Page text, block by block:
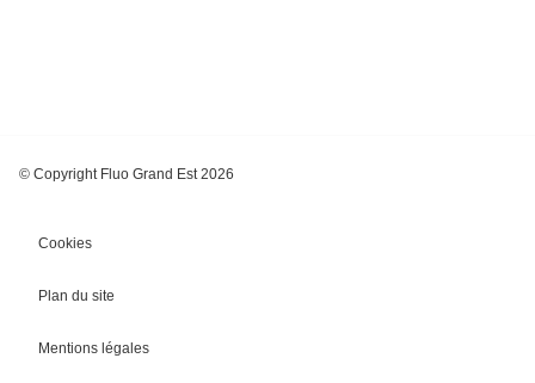
© Copyright Fluo Grand Est 2026
Cookies
Plan du site
Mentions légales